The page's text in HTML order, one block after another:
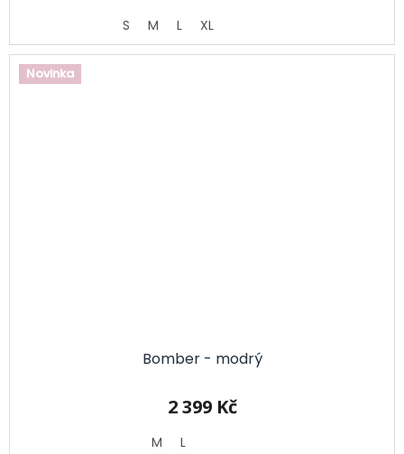
S M L XL
Novinka
Bomber - modrý
2 399 Kč
M L